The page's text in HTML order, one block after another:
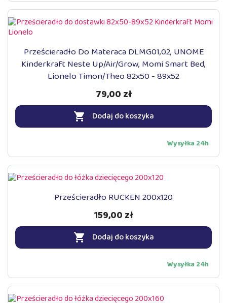
Prześcieradło Do Materaca DLMG01,02, UNOME
Kinderkraft Neste Up/Air/Grow, Momi Smart Bed,
Lionelo Timon/Theo 82x50 - 89x52
79,00 zł
 Dodaj do koszyka
Wysyłka 24h
Prześcieradło RUCKEN 200x120
159,00 zł
 Dodaj do koszyka
Wysyłka 24h